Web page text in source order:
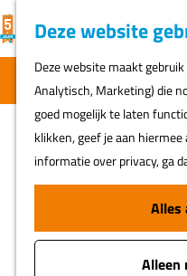
Deze website
Deze website maakt
Analytisch, Marketing) die
goed mogelijk te laten
klikken, geef je aan
informatie over privacy, ga
Alles
Alleen
G
n
r
i
t
K
a
r
t
Filter
+
−
Leaflet Sources: Esri, HERE, Garmin, USGS,
Esri China (Hong Kong), Esri Korea, Esri